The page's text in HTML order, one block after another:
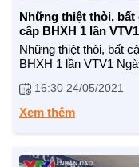
TRÁCH NHIỆM CỘNG
Doanh nghiệp -
Mô hình tiêu biểu
Những thiệt thòi,
cấp BHXH 1 lần
Những thiệt thòi, bất
BHXH 1 lần VTV1
16:30 24/05/2021
Xem thêm